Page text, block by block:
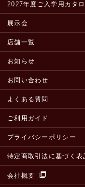
2027年度ご入学用カタ
展示会
店舗一覧
お知らせ
お問い合わせ
よくある質問
ご利用ガイド
プライバシーポリシー
特定商取引法に基づく表
会社概要